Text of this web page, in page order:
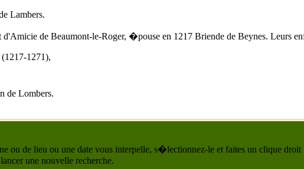
Lambers.
de Beaumont-le-Roger, �pouse en 1217 Briende de Beynes. Leurs
1271),
de Lombers.
ou de lieu ou une date vous interpelle, s�lectionnez-le et faites un clique droit
une nouvelle recherche.